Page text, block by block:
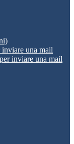
una mail
inviare una mail